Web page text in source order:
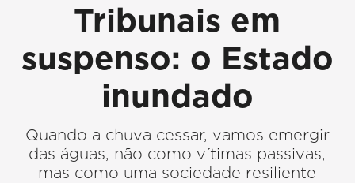
Tribunais em
suspenso: o Estado
inundado
Quando a chuva cessar, vamos emergir
das águas, não como vítimas passivas,
mas como uma sociedade resiliente